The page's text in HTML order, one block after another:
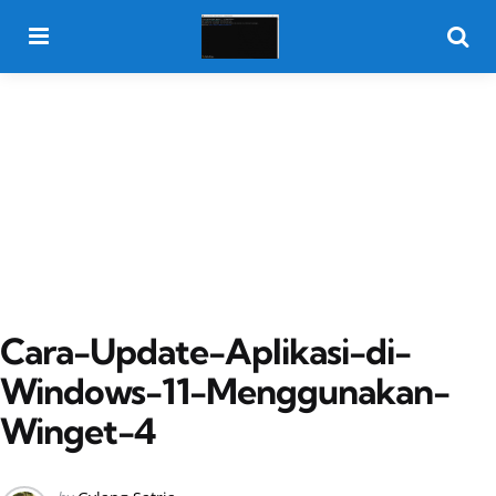
Cara-Update-Aplikasi-di-
Windows-11-Menggunakan-
Winget-4